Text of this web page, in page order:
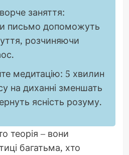
заняття:
письмо допоможуть
розчиняючи
медитацію: 5 хвилин
на диханні зменшать
ясність розуму.
теорія – вони
багатьма, хто